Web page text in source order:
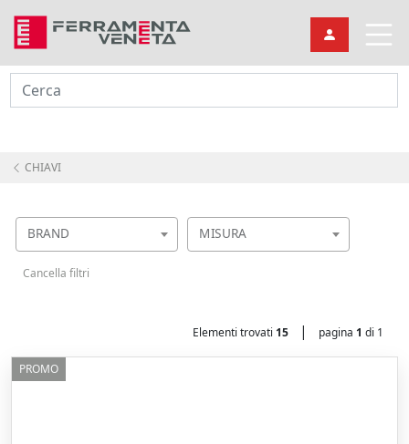
Cerca
CHIAVI
BRAND MISURA
Cancella filtri
Elementi trovati 15 | pagina 1 di 1
PROMO